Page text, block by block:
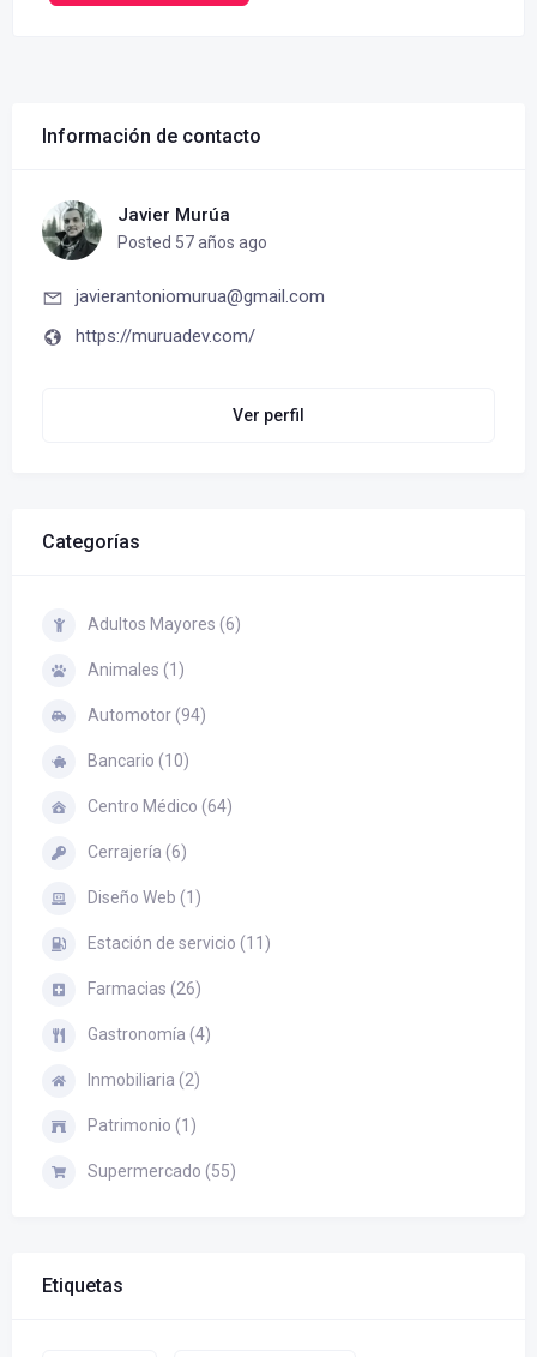
Información de contacto
Javier Murúa
Posted 57 años ago
javierantoniomurua@gmail.com
https://muruadev.com/
Ver perfil
Categorías
Adultos Mayores (6)
Animales (1)
Automotor (94)
Bancario (10)
Centro Médico (64)
Cerrajería (6)
Diseño Web (1)
Estación de servicio (11)
Farmacias (26)
Gastronomía (4)
Inmobiliaria (2)
Patrimonio (1)
Supermercado (55)
Etiquetas